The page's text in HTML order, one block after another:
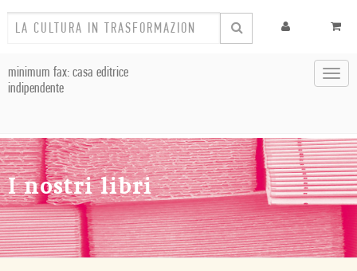
minimum fax: casa editrice
indipendente
I nostri libri